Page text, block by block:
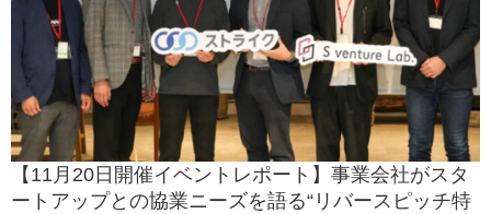
【11月20日開催イベントレポート】事業会社がスタ
ートアップとの協業ニーズを語る“リバースピッチ特